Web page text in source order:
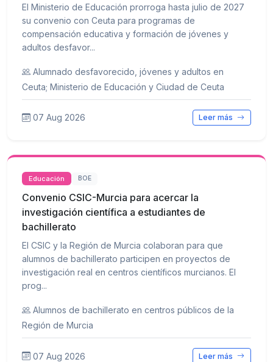
El Ministerio de Educación prorroga hasta julio de 2027
su convenio con Ceuta para programas de
compensación educativa y formación de jóvenes y
adultos desfavor...
Alumnado desfavorecido, jóvenes y adultos en
Ceuta; Ministerio de Educación y Ciudad de Ceuta
07 Aug 2026 Leer más
Educación BOE
Convenio CSIC-Murcia para acercar la
investigación científica a estudiantes de
bachillerato
El CSIC y la Región de Murcia colaboran para que
alumnos de bachillerato participen en proyectos de
investigación real en centros científicos murcianos. El
prog...
Alumnos de bachillerato en centros públicos de la
Región de Murcia
07 Aug 2026 Leer más